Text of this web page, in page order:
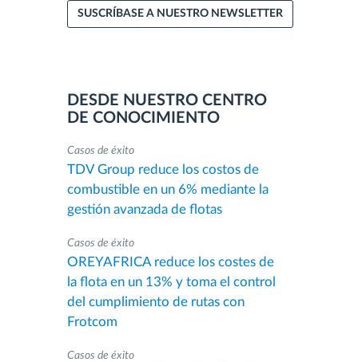
SUSCRÍBASE A NUESTRO NEWSLETTER
DESDE NUESTRO CENTRO
DE CONOCIMIENTO
Casos de éxito
TDV Group reduce los costos de
combustible en un 6% mediante la
gestión avanzada de flotas
Casos de éxito
OREYAFRICA reduce los costes de
la flota en un 13% y toma el control
del cumplimiento de rutas con
Frotcom
Casos de éxito